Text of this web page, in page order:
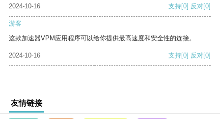
2024-10-16 支持[0] 反对[0]
游客
这款加速器VPM应用程序可以给你提供最高速度和安全性的连接。
2024-10-16 支持[0] 反对[0]
友情链接